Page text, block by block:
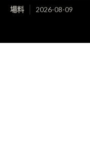
場料 2026-08-09